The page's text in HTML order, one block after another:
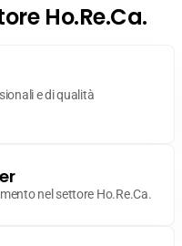
Ho.Re.Ca.
e di qualità
nel settore Ho.Re.Ca.